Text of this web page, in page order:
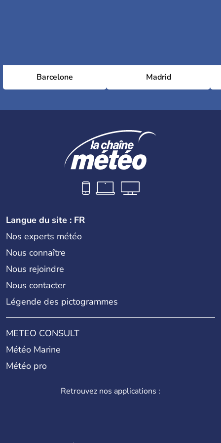
Barcelone Madrid
Langue du site : FR
Nos experts météo
Nous connaître
Nous rejoindre
Nous contacter
Légende des pictogrammes
METEO CONSULT
Météo Marine
Météo pro
Retrouvez nos applications :